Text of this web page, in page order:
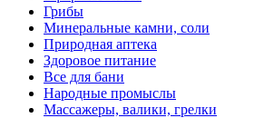
Грибы
Минеральные камни, соли
Природная аптека
Здоровое питание
Все для бани
Народные промыслы
Массажеры, валики, грелки​